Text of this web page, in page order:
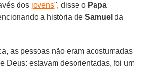
dos jovens", disse o Papa
a história deSamuel da
as pessoas não eram acostumadas
Deus: estavam desorientadas, foi um